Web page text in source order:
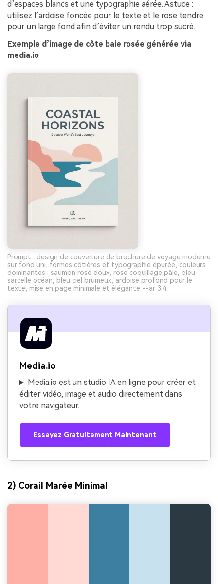
d’espaces blancs et une typographie aérée. Astuce :
utilisez l’ardoise foncée pour le texte et le rose tendre
pour un large fond afin d’éviter un rendu trop sucré.
Exemple d’image de côte baie rosée générée via
media.io
Prompt : design de couverture de brochure de voyage moderne
sur fond uni, formes côtières et typographie épurée, couleurs
dominantes : saumon rosé doux, rose coquillage pâle, bleu
sarcelle océan, bleu ciel brumeux, ardoise profond pour le
texte, mise en page minimale et élégante --ar 3:4
Media.io
Media.io est un studio IA en ligne pour créer et
éditer vidéo, image et audio directement dans
votre navigateur.
Essayez Gratuitement Maintenant
2) Corail Marée Minimal